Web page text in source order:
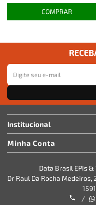
COMPRAR
Institucional
Minha Conta
Data Brasil EPIs
Dr Raul Da Rocha Medeiros,
/